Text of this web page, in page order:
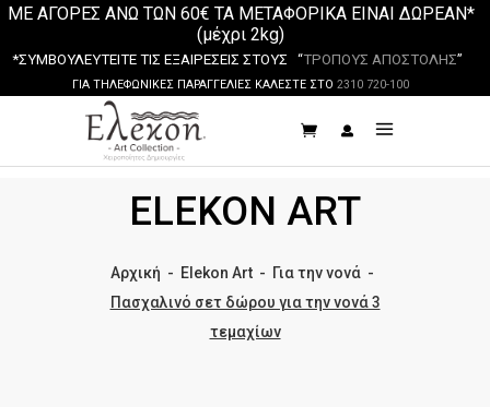
ΜΕ ΑΓΟΡΕΣ ΑΝΩ ΤΩΝ 60€ ΤΑ ΜΕΤΑΦΟΡΙΚΑ ΕΙΝΑΙ ΔΩΡΕΑΝ*
(μέχρι 2kg)
*ΣΥΜΒΟΥΛΕΥΤΕΙΤΕ ΤΙΣ ΕΞΑΙΡΕΣΕΙΣ ΣΤΟΥΣ “ΤΡΟΠΟΥΣ ΑΠΟΣΤΟΛΗΣ”
ΓΙΑ ΤΗΛΕΦΩΝΙΚΕΣ ΠΑΡΑΓΓΕΛΙΕΣ ΚΑΛΕΣΤΕ ΣΤΟ 2310 720-100
ELEKON ART
Αρχική - Elekon Art- Για την νονά-
Πασχαλινό σετ δώρου για την νονά 3
τεμαχίων